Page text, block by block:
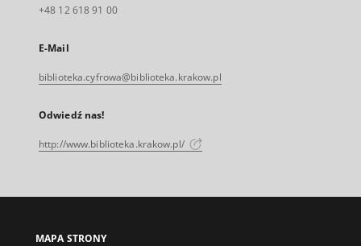
+48 12 618 91 00
E-Mail
biblioteka.cyfrowa@biblioteka.krakow.pl
Odwiedź nas!
http://www.biblioteka.krakow.pl/
MAPA STRONY